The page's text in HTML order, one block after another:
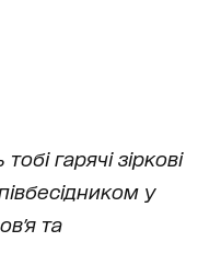
гарячі зіркові
у
та